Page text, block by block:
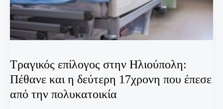
Τραγικός επίλογος στην Ηλιούπολη:
Πέθανε και η δεύτερη 17χρονη που έπεσε
από την πολυκατοικία